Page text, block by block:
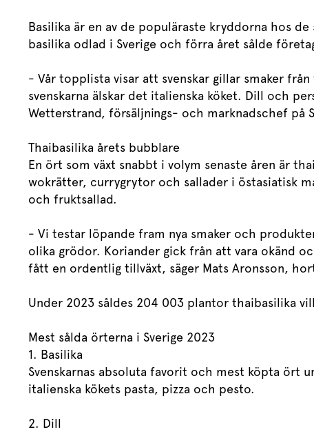
Basilika är en av de populäraste kryddorna hos
basilika odlad i Sverige och förra året sålde
- Vår topplista visar att svenskar gillar smaker
svenskarna älskar det italienska köket. Dill och
Wetterstrand, försäljnings- och marknadschef på
Thaibasilika årets bubblare
En ört som växt snabbt i volym senaste åren är
wokrätter, currygrytor och sallader i östasiatisk
och fruktsallad.
- Vi testar löpande fram nya smaker och
olika grödor. Koriander gick från att vara okänd
fått en ordentlig tillväxt, säger Mats Aronsson,
Under 2023 såldes 204 003 plantor thaibasilika
Mest sålda örterna i Sverige 2023
1. Basilika
Svenskarnas absoluta favorit och mest köpta ört
italienska kökets pasta, pizza och pesto.
2. Dill